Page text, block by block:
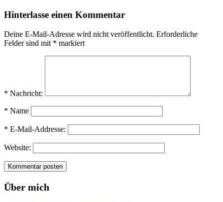
Hinterlasse einen Kommentar
Deine E-Mail-Adresse wird nicht veröffentlicht. Erforderliche
Felder sind mit * markiert
* Nachricht:
* Name
* E-Mail-Addresse:
Website:
Über mich